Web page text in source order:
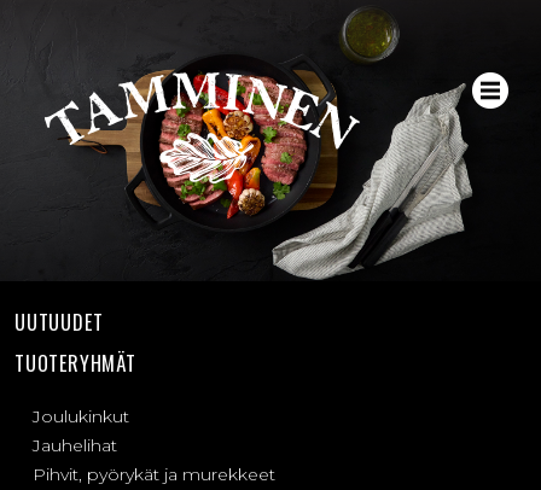
UUTUUDET
TUOTERYHMÄT
Joulukinkut
Jauhelihat
Pihvit, pyörykät ja murekkeet